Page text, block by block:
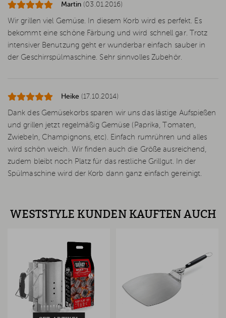
Martin (03.01.2016)
Wir grillen viel Gemüse. In diesem Korb wird es perfekt. Es
bekommt eine schöne Färbung und wird schnell gar. Trotz
intensiver Benutzung geht er wunderbar einfach sauber in
der Geschirrspülmaschine. Sehr sinnvolles Zubehör.
Heike (17.10.2014)
Dank des Gemüsekorbs sparen wir uns das lästige Aufspießen
und grillen jetzt regelmäßig Gemüse (Paprika, Tomaten,
Zwiebeln, Champignons, etc). Einfach rumrühren und alles
wird schön weich. Wir finden auch die Größe ausreichend,
zudem bleibt noch Platz für das restliche Grillgut. In der
Spülmaschine wird der Korb dann ganz einfach gereinigt.
WESTSTYLE KUNDEN KAUFTEN AUCH